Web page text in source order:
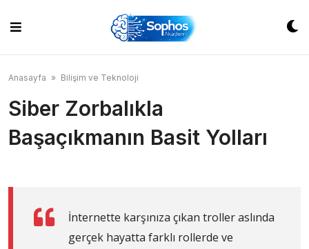
content
Anasayfa » Bilişim ve Teknoloji
Siber Zorbalıkla
Başaçıkmanın Basit Yolları
İnternette karşınıza çıkan troller aslında
gerçek hayatta farklı rollerde ve